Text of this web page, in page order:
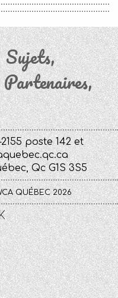
Sujets
Partenaires
poste 142 et
Qc G1S 3S5
QUÉBEC 2026
Anorak
Studio